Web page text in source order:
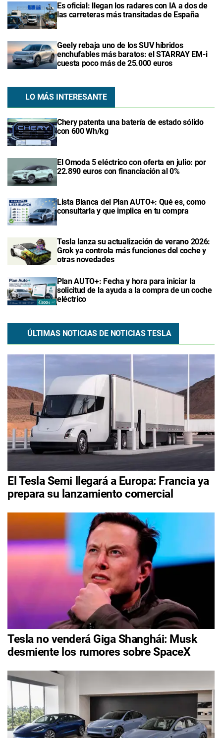
Es oficial: llegan los radares con IA a dos de
las carreteras más transitadas de España
Geely rebaja uno de los SUV híbridos
enchufables más baratos: el STARRAY EM-i
cuesta poco más de 25.000 euros
LO MÁS INTERESANTE
Chery patenta una batería de estado sólido
con 600 Wh/kg
El Omoda 5 eléctrico con oferta en julio: por
22.890 euros con financiación al 0%
Lista Blanca del Plan AUTO+: Qué es, como
consultarla y que implica en tu compra
Tesla lanza su actualización de verano 2026:
Grok ya controla más funciones del coche y
otras novedades
Plan AUTO+: Fecha y hora para iniciar la
solicitud de la ayuda a la compra de un coche
eléctrico
ÚLTIMAS NOTICIAS DE NOTICIAS TESLA
El Tesla Semi llegará a Europa: Francia ya
prepara su lanzamiento comercial
Tesla no venderá Giga Shanghái: Musk
desmiente los rumores sobre SpaceX